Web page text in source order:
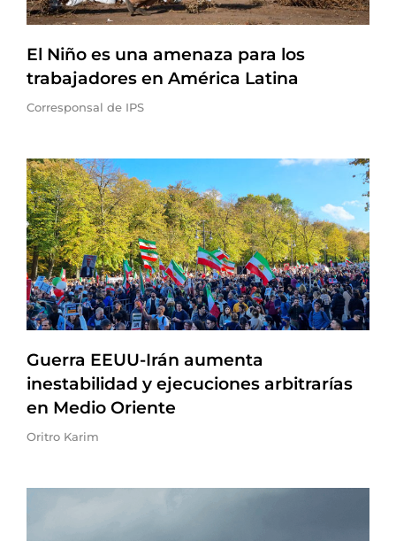
El Niño es una amenaza para los
trabajadores en América Latina
Corresponsal de IPS
Guerra EEUU-Irán aumenta
inestabilidad y ejecuciones arbitrarías
en Medio Oriente
Oritro Karim